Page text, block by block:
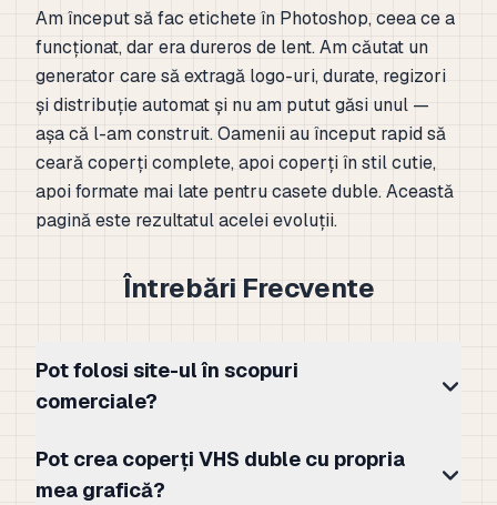
Am început să fac etichete în Photoshop, ceea ce a
funcționat, dar era dureros de lent. Am căutat un
generator care să extragă logo-uri, durate, regizori
și distribuție automat și nu am putut găsi unul —
așa că l-am construit. Oamenii au început rapid să
ceară coperți complete, apoi coperți în stil cutie,
apoi formate mai late pentru casete duble. Această
pagină este rezultatul acelei evoluții.
Întrebări Frecvente
Pot folosi site-ul în scopuri
comerciale?
Pot crea coperți VHS duble cu propria
mea grafică?